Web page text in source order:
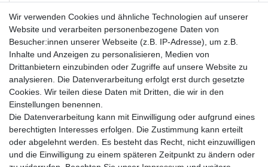
Vorkasse
PayPal
Sofortüberweisung
Kreditkarte
AmazonPay
Bar bei Abholung
Wir verwenden Cookies und ähnliche Technologien auf unserer
Website und verarbeiten personenbezogene Daten von
Besucher:innen unserer Webseite (z.B. IP-Adresse), um z.B.
Inhalte und Anzeigen zu personalisieren, Medien von
Drittanbietern einzubinden oder Zugriffe auf unsere Website zu
analysieren. Die Datenverarbeitung erfolgt erst durch gesetzte
Cookies. Wir teilen diese Daten mit Dritten, die wir in den
Einstellungen benennen.
Die Datenverarbeitung kann mit Einwilligung oder aufgrund eines
berechtigten Interesses erfolgen. Die Zustimmung kann erteilt
oder abgelehnt werden. Es besteht das Recht, nicht einzuwilligen
und die Einwilligung zu einem späteren Zeitpunkt zu ändern oder